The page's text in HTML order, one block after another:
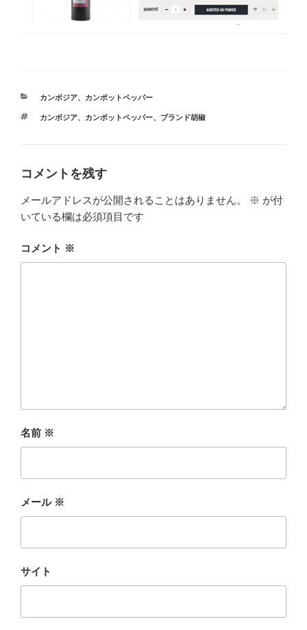
カ
ゴ
カンボジア、 カンポットペッパー
タ
カンボジア、 カンポットペッパー、 ブランド胡椒
コメントを残す
メールアドレスが公開されることはありません。 ※ が付
いている欄は必須項目です
コメント ※
名前 ※
メール ※
サイト